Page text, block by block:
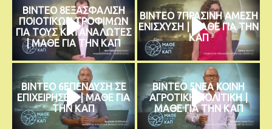
ΒΙΝΤΕΟ 8ΕΞΑΣΦΑΛΙΣΗ
ΠΟΙΟΤΙΚΩΝ ΤΡΟΦΙΜΩΝ
ΓΙΑ ΤΟΥΣ ΚΑΤΑΝΑΛΩΤΕΣ
| ΜΑΘΕ ΓΙΑ ΤΗΝ ΚΑΠ
ΒΙΝΤΕΟ 7ΠΡΑΣΙΝΗ ΑΜΕΣΗ
ΕΝΙΣΧΥΣΗ | ΜΑΘΕ ΓΙΑ ΤΗΝ
ΚΑΠ
ΒΙΝΤΕΟ 6ΕΠΕΝΔΥΣΗ ΣΕ
ΕΠΙΧΕΙΡΗΣΕΙΣ | ΜΑΘΕ ΓΙΑ
ΤΗΝ ΚΑΠ
ΒΙΝΤΕΟ 5ΝΕΑ ΚΟΙΝΗ
ΑΓΡΟΤΙΚΗ ΠΟΛΙΤΙΚΗ |
ΜΑΘΕ ΓΙΑ ΤΗΝ ΚΑΠ